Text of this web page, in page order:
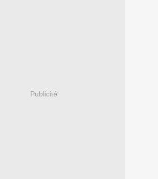
Publicité